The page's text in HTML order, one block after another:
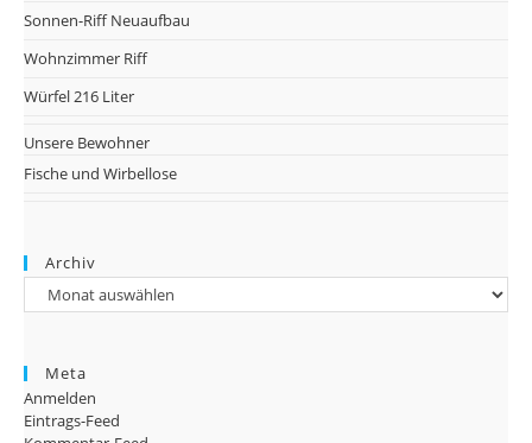
Sonnen-Riff Neuaufbau
Wohnzimmer Riff
Würfel 216 Liter
Unsere Bewohner
Fische und Wirbellose
Archiv
Archiv
Meta
Anmelden
Eintrags-Feed